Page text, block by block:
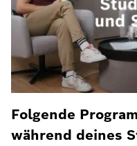
Folgende
während deines